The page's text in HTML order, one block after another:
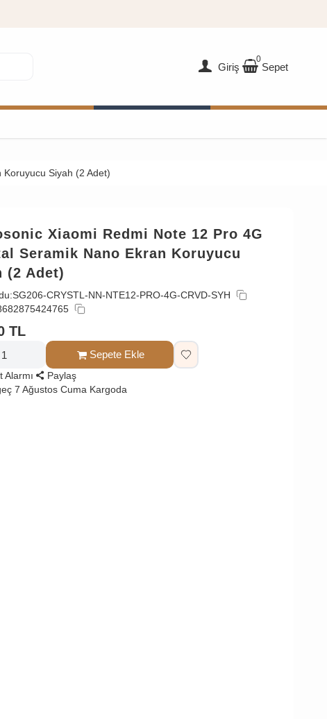
Giriş
0
Sepet
Siyah (2 Adet)
Xiaomi Redmi Note 12 Pro 4G
Seramik Nano Ekran Koruyucu
(2 Adet)
SG206-CRYSTL-NN-NTE12-PRO-4G-CRVD-SYH
TL
Sepete Ekle
Alarmı
Paylaş
7 Ağustos Cuma Kargoda